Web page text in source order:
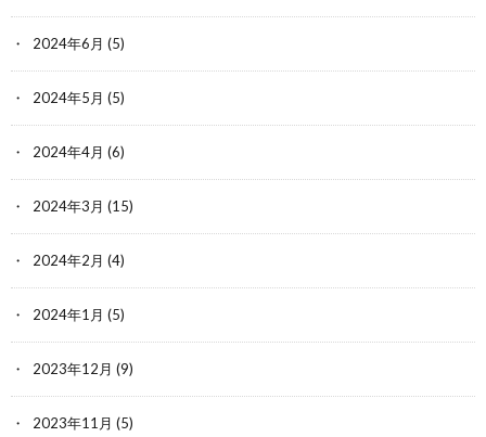
2024年6月 (5)
2024年5月 (5)
2024年4月 (6)
2024年3月 (15)
2024年2月 (4)
2024年1月 (5)
2023年12月 (9)
2023年11月 (5)